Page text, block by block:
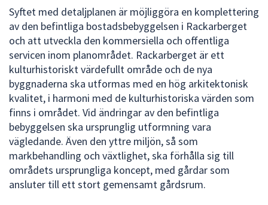
under
fältet.
Använd
piltangenterna
för
att
navigera
mellan
sökförslagen
och
enter
för
att
Syftet med detaljplanen är möjliggöra en komplettering
av den befintliga bostadsbebyggelsen i Rackarberget
och att utveckla den kommersiella och offentliga
servicen inom planområdet. Rackarberget är ett
kulturhistoriskt värdefullt område och de nya
byggnaderna ska utformas med en hög arkitektonisk
kvalitet, i harmoni med de kulturhistoriska värden som
finns i området. Vid ändringar av den befintliga
bebyggelsen ska ursprunglig utformning vara
vägledande. Även den yttre miljön, så som
markbehandling och växtlighet, ska förhålla sig till
områdets ursprungliga koncept, med gårdar som
ansluter till ett stort gemensamt gårdsrum.